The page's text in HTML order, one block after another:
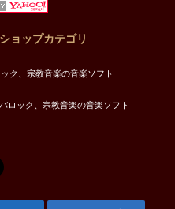
ョップカテゴリ
ク、宗教音楽の音楽ソフト
ロック、宗教音楽の音楽ソフト